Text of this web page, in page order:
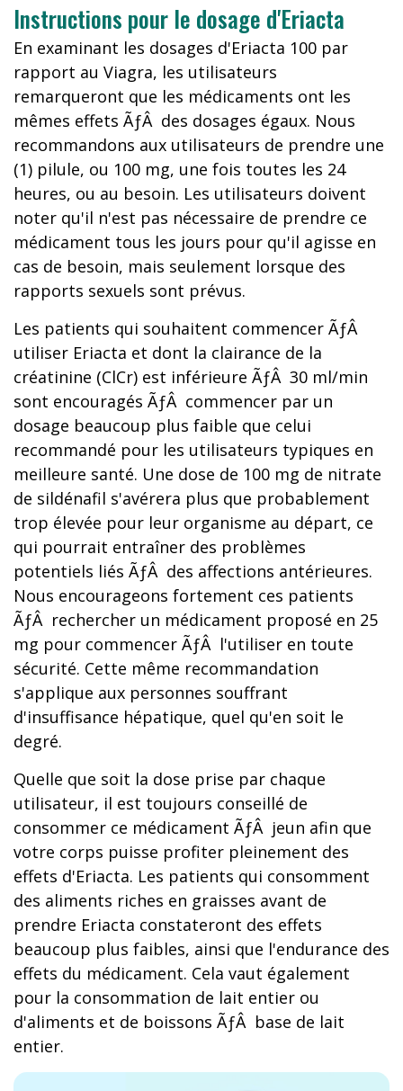
Instructions pour le dosage d'Eriacta
En examinant les dosages d'Eriacta 100 par
rapport au Viagra, les utilisateurs
remarqueront que les médicaments ont les
mêmes effets ÃƒÂ des dosages égaux. Nous
recommandons aux utilisateurs de prendre une
(1) pilule, ou 100 mg, une fois toutes les 24
heures, ou au besoin. Les utilisateurs doivent
noter qu'il n'est pas nécessaire de prendre ce
médicament tous les jours pour qu'il agisse en
cas de besoin, mais seulement lorsque des
rapports sexuels sont prévus.
Les patients qui souhaitent commencer ÃƒÂ
utiliser Eriacta et dont la clairance de la
créatinine (ClCr) est inférieure ÃƒÂ 30 ml/min
sont encouragés ÃƒÂ commencer par un
dosage beaucoup plus faible que celui
recommandé pour les utilisateurs typiques en
meilleure santé. Une dose de 100 mg de nitrate
de sildénafil s'avérera plus que probablement
trop élevée pour leur organisme au départ, ce
qui pourrait entraîner des problèmes
potentiels liés ÃƒÂ des affections antérieures.
Nous encourageons fortement ces patients
ÃƒÂ rechercher un médicament proposé en 25
mg pour commencer ÃƒÂ l'utiliser en toute
sécurité. Cette même recommandation
s'applique aux personnes souffrant
d'insuffisance hépatique, quel qu'en soit le
degré.
Quelle que soit la dose prise par chaque
utilisateur, il est toujours conseillé de
consommer ce médicament ÃƒÂ jeun afin que
votre corps puisse profiter pleinement des
effets d'Eriacta. Les patients qui consomment
des aliments riches en graisses avant de
prendre Eriacta constateront des effets
beaucoup plus faibles, ainsi que l'endurance des
effets du médicament. Cela vaut également
pour la consommation de lait entier ou
d'aliments et de boissons ÃƒÂ base de lait
entier.